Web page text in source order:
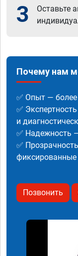
3
Оставьте
Почему нам
✅ Опыт — более
✅
и
✅ Надежность
✅
фиксированные
Позвонить